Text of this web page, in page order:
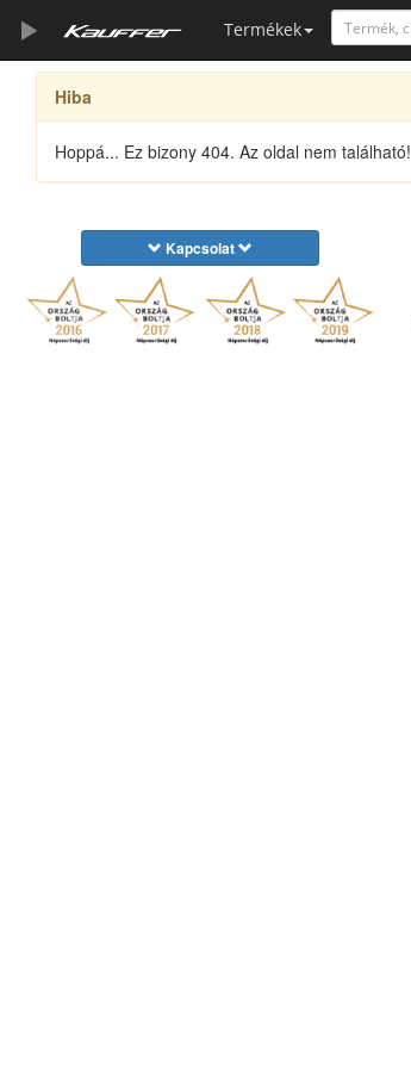
Termékek
Szerszámkatalógus
Kosár
Alkatrészek
Hiba
Hoppá... Ez bizony 404. Az oldal nem található!
Kapcsolat